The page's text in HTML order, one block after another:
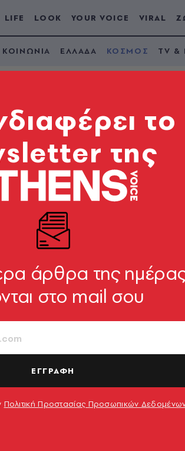
LIFE LOOK YOUR VOICE VIRAL
ΚΟΙΝΩΝΙΑ ΕΛΛΑΔΑ ΚΟΣΜΟΣ TV &
για το
το
της
άρθρα της
στο mail σου
ΕΓΓΡΑΦΗ
Πολιτική Προστασίας Προσωπικών